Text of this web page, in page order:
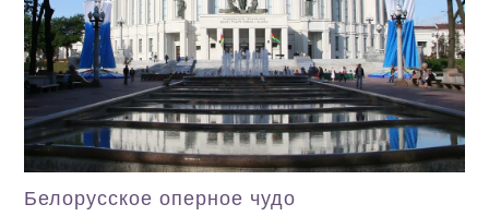
Белорусское оперное чудо